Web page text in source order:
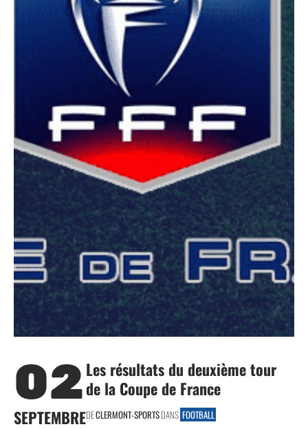
02
SEPTEMBRE
Les résultats du deuxième tour
de la Coupe de France
DECLERMONT-SPORTSDANS FOOTBALL